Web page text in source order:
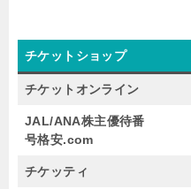
チケットショップ
チケットオンライン
JAL/ANA株主優待番
号格安.com
チケッティ